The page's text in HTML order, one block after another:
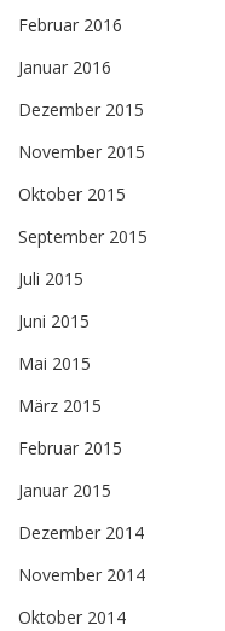
Februar 2016
Januar 2016
Dezember 2015
November 2015
Oktober 2015
September 2015
Juli 2015
Juni 2015
Mai 2015
März 2015
Februar 2015
Januar 2015
Dezember 2014
November 2014
Oktober 2014